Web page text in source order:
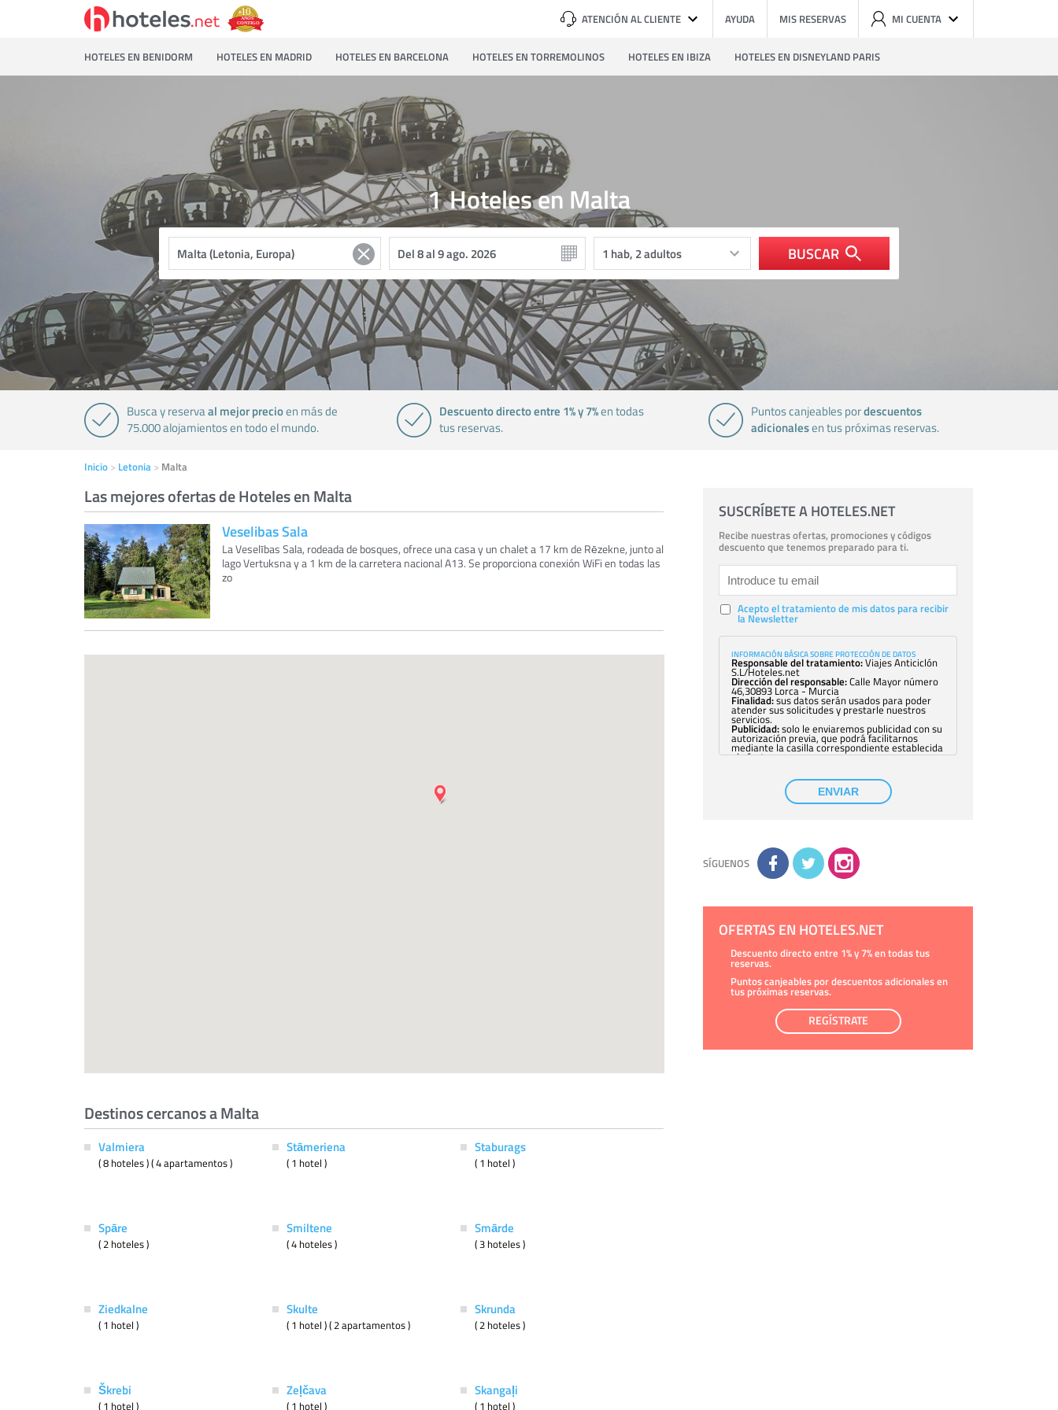
ATENCIÓN AL CLIENTE AYUDA MIS RESERVAS MI CUENTA
HOTELES EN BENIDORM HOTELES EN MADRID HOTELES EN BARCELONA HOTELES EN TORREMOLINOS HOTELES EN IBIZA HOTELES EN DISNEYLAND PARIS
Hoteles en Malta
1
BUSCAR
Busca y reservaal mejor precioen más de
75.000 alojamientos en todo el mundo.
Descuento directo entre 1% y 7%en todas
tus reservas.
Puntos canjeables pordescuentos
adicionalesen tus próximas reservas.
Inicio Letonia Malta
Las mejores ofertas de Hoteles en Malta
Veselibas Sala
La Veselības Sala, rodeada de bosques, ofrece una casa y un chalet a 17 km de Rēzekne, junto al
lago Vertuksna y a 1 km de la carretera nacional A13. Se proporciona conexión WiFi en todas las
zo
Destinos cercanos a Malta
Valmiera
( 8 hoteles ) ( 4 apartamentos )
Stāmeriena
( 1 hotel )
Staburags
( 1 hotel )
Spāre
( 2 hoteles )
Smiltene
( 4 hoteles )
Smārde
( 3 hoteles )
Ziedkalne
( 1 hotel )
Skulte
( 1 hotel ) ( 2 apartamentos )
Skrunda
( 2 hoteles )
Škrebi
( 1 hotel )
Zeļčava
( 1 hotel )
Skangaļi
( 1 hotel )
SUSCRÍBETE A HOTELES.NET
Recibe nuestras ofertas, promociones y códigos
descuento que tenemos preparado para ti.
Acepto el tratamiento de mis datos para recibir
la Newsletter
INFORMACIÓN BÁSICA SOBRE PROTECCIÓN DE DATOS
Responsable del tratamiento:Viajes Anticiclón
S.L/Hoteles.net
Dirección del responsable:Calle Mayor número
46,30893 Lorca - Murcia
Finalidad:sus datos serán usados para poder
atender sus solicitudes y prestarle nuestros
servicios.
Publicidad:solo le enviaremos publicidad con su
autorización previa, que podrá facilitarnos
mediante la casilla correspondiente establecida
al efecto.
con su consentimiento previo, que podrá
facilitarnos mediante la casilla correspondiente
establecida al efecto.
Destinatarios:con carácter general, sólo el
Derechos:tiene derecho a saber qué
información tenemos sobre usted, corregirla y
eliminarla, tal y como se explica en la
información adicional disponible en nuestra
la información adicional y detallada sobre cómo
ENVIAR
SÍGUENOS
OFERTAS EN HOTELES.NET
Descuento directo entre 1% y 7% en todas tus
reservas.
Puntos canjeables por descuentos adicionales en
tus próximas reservas.
REGÍSTRATE